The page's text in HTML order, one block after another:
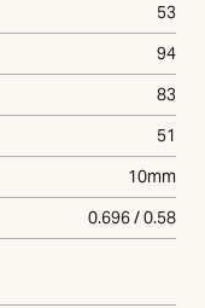
53
94
83
51
10mm
0.696 / 0.58